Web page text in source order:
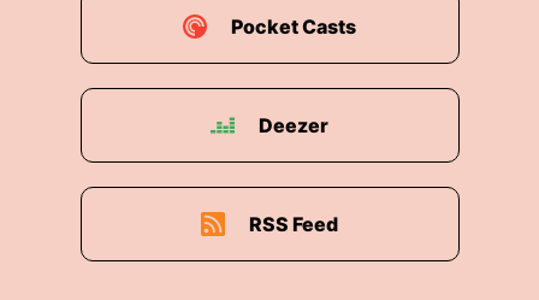
Pocket Casts
Deezer
RSS Feed